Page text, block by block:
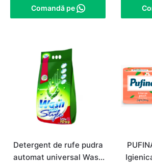
Comandă pe
Detergent de rufe pudra
automat universal Wash